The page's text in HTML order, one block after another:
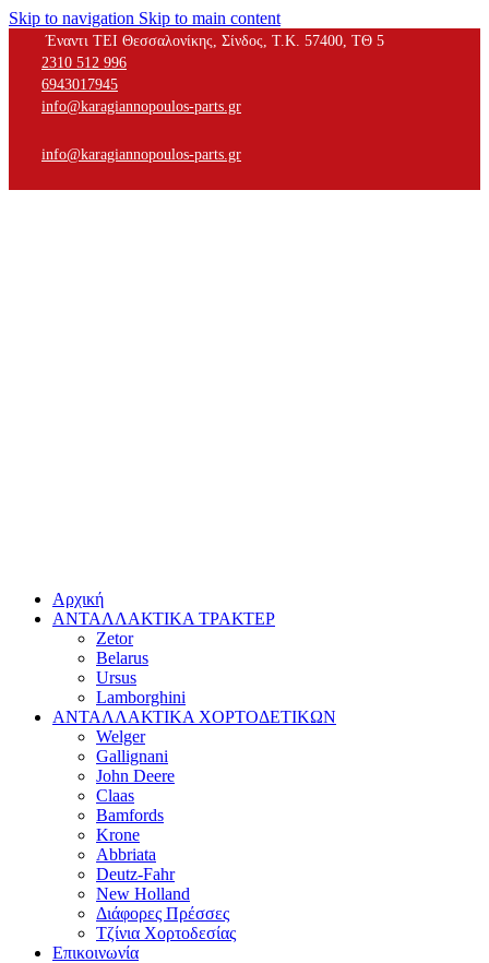
Skip to navigation Skip to main content
Έναντι ΤΕΙ Θεσσαλονίκης, Σίνδος, Τ.Κ. 57400, ΤΘ 5
2310 512 996
6943017945
info@karagiannopoulos-parts.gr
info@karagiannopoulos-parts.gr
Αρχική
ΑΝΤΑΛΛΑΚΤΙΚΑ ΤΡΑΚΤΕΡ
Zetor
Belarus
Ursus
Lamborghini
ΑΝΤΑΛΛΑΚΤΙΚΑ ΧΟΡΤΟΔΕΤΙΚΩΝ
Welger
Gallignani
John Deere
Claas
Bamfords
Krone
Abbriata
Deutz-Fahr
New Holland
Διάφορες Πρέσσες
Τζίνια Χορτοδεσίας
Επικοινωνία